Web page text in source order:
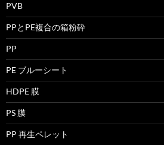
PVB
PPとPE複合の箱粉砕
PP
PE ブルーシート
HDPE 膜
PS 膜
PP 再生ペレット